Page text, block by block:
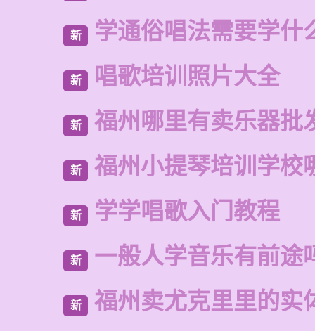
新 学通俗唱法需要学什
新 唱歌培训照片大全
新 福州哪里有卖乐器批
新 福州小提琴培训学校
新 学学唱歌入门教程
新 一般人学音乐有前途
新 福州卖尤克里里的实